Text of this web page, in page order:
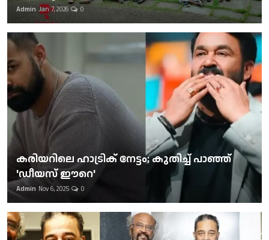
Admin Jan 7, 2026 0
കരിയറിലെ ഹാട്രിക് നേട്ടം; കുതിച്ച് പാഞ്ഞ്
'ഡീയസ് ഈറെ'
Admin Nov 6, 2025 0